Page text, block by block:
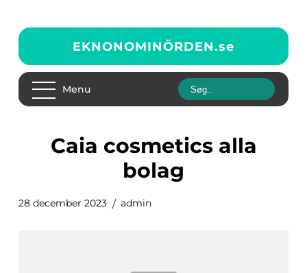
EKNONOMINÖRDEN.se
Menu
caia cosmetics alla
bolag
28 december 2023 admin